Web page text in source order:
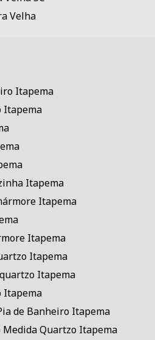
Velha
Itapema
Itapema
Itapema
Itapema
Itapema
Itapema
Itapema
Itapema
de Banheiro Itapema
Medida Quartzo Itapema